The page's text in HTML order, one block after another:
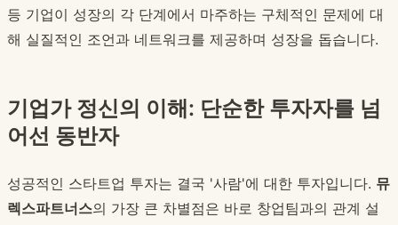
등 기업이 성장의 각 단계에서 마주하는 구체적인 문제에 대
해 실질적인 조언과 네트워크를 제공하며 성장을 돕습니다.
기업가 정신의 이해: 단순한 투자자를 넘
어선 동반자
성공적인 스타트업 투자는 결국 '사람'에 대한 투자입니다. 뮤
렉스파트너스의 가장 큰 차별점은 바로 창업팀과의 관계 설